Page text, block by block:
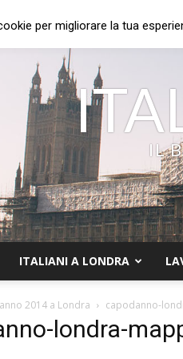
IL
ITALIANI A LONDRA
2014 a Londra capodanno-
londra-
per migliorare la tua